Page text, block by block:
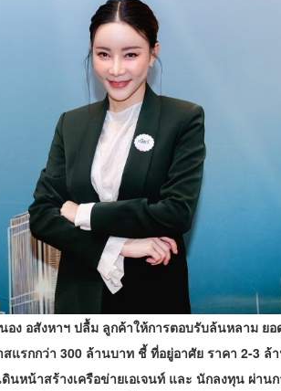
ง อสังหาฯ ปลื้ม ลูกค้าให้การตอบรับล้นหลาม ย
แรกกว่า 300 ล้านบาท ชี้ ที่อยู่อาศัย ราคา 2-3 ล้
นหน้าสร้างเครือข่ายเอเจนท์ และ นักลงทุน ผ่าน